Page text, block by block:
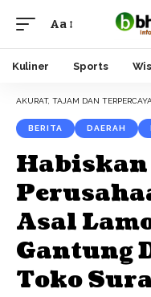
Font
Resizer
Aa
Kuliner Sports
AKURAT, TAJAM DAN TERPERCAYA
BERITA DAERAH
Habiskan
Asal
Gantung
Toko